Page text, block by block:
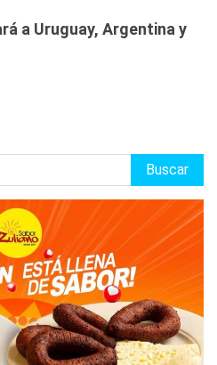
a Uruguay, Argentina y